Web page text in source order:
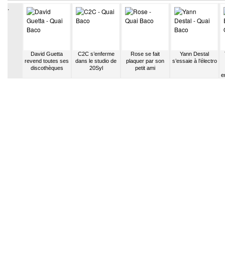
.
David Guetta
revend toutes ses
discothèques
C2C s’enferme
dans le studio de
20Syl
Rose se fait
plaquer par son
petit ami
Yann Destal
s’essaie à l’électro